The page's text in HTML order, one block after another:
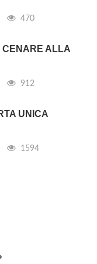
470
CENARE ALLA
912
UNICA
1594